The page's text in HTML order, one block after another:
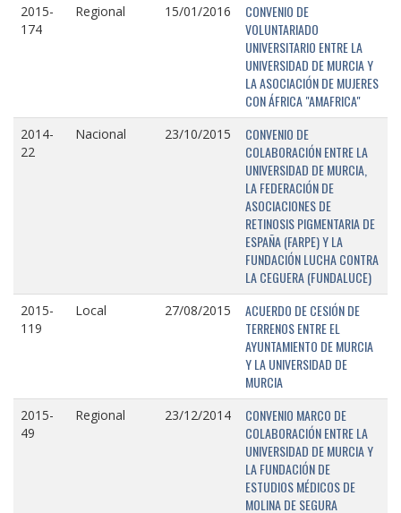
2015-
174
Regional 15/01/2016
CONVENIO DE
VOLUNTARIADO
UNIVERSITARIO ENTRE LA
UNIVERSIDAD DE MURCIA Y
LA ASOCIACIÓN DE MUJERES
CON ÁFRICA "AMAFRICA"
2014-
22
Nacional 23/10/2015
CONVENIO DE
COLABORACIÓN ENTRE LA
UNIVERSIDAD DE MURCIA,
LA FEDERACIÓN DE
ASOCIACIONES DE
RETINOSIS PIGMENTARIA DE
ESPAÑA (FARPE) Y LA
FUNDACIÓN LUCHA CONTRA
LA CEGUERA (FUNDALUCE)
2015-
119
Local 27/08/2015
ACUERDO DE CESIÓN DE
TERRENOS ENTRE EL
AYUNTAMIENTO DE MURCIA
Y LA UNIVERSIDAD DE
MURCIA
2015-
49
Regional 23/12/2014
CONVENIO MARCO DE
COLABORACIÓN ENTRE LA
UNIVERSIDAD DE MURCIA Y
LA FUNDACIÓN DE
ESTUDIOS MÉDICOS DE
MOLINA DE SEGURA